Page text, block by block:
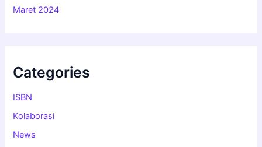
Maret 2024
Categories
ISBN
Kolaborasi
News